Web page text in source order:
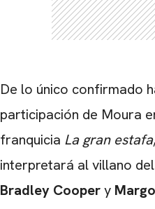
De lo único confirmado
participación de Moura
franquicia La gran estafa
interpretará al villano
Bradley Coopery